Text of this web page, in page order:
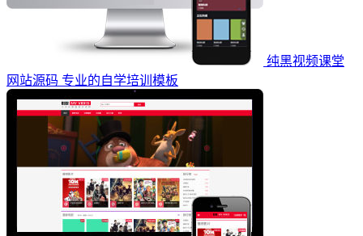
纯黑视频课堂
网站源码 专业的自学培训模板